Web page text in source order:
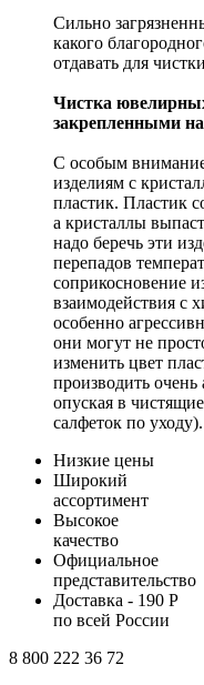
Сильно
какого
отдавать для
Чистка
закрепленными
С особым
изделиям с
пластик. Пластик
а кристаллы
надо беречь эти
перепадов
соприкосновение
взаимодействия с
особенно
они могут не
изменить цвет
производить очень
опуская в
салфеток по уходу).
Низкие цены
Широкий
ассортимент
Высокое
качество
Официальное
представительство
Доставка - 190 Р
по всей России
8 800 222 36 72